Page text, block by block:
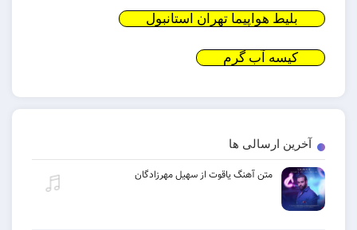
آخرین ارسالی ها
متن آهنگ یاقوت از سهیل مهرزادگان
بلیط هواپیما تهران استانبول
کیسه آب گرم